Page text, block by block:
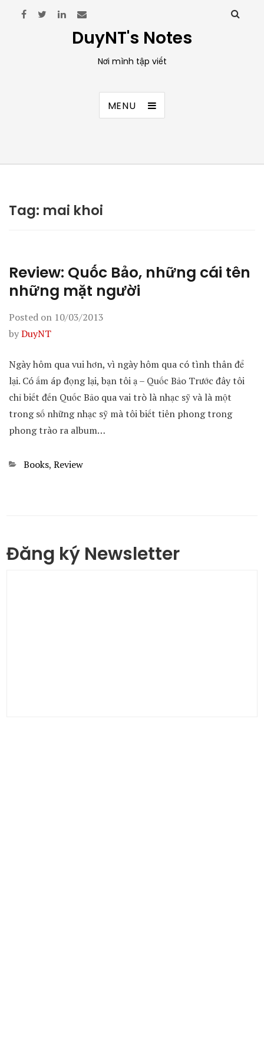
DuyNT's Notes
Nơi mình tập viết
MENU
Tag: mai khoi
Review: Quốc Bảo, những cái tên
những mặt người
Posted on 10/03/2013
byDuyNT
Ngày hôm qua vui hơn, vì ngày hôm qua có tình thân để
lại. Có ấm áp đọng lại, bạn tôi ạ – Quốc Bảo Trước đây tôi
chỉ biết đến Quốc Bảo qua vai trò là nhạc sỹ và là một
trong số những nhạc sỹ mà tôi biết tiên phong trong
phong trào ra album…
Categories
Books, Review
Đăng ký Newsletter